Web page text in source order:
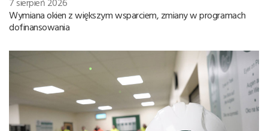
Wymiana okien z większym wsparciem, zmiany w programach
dofinansowania